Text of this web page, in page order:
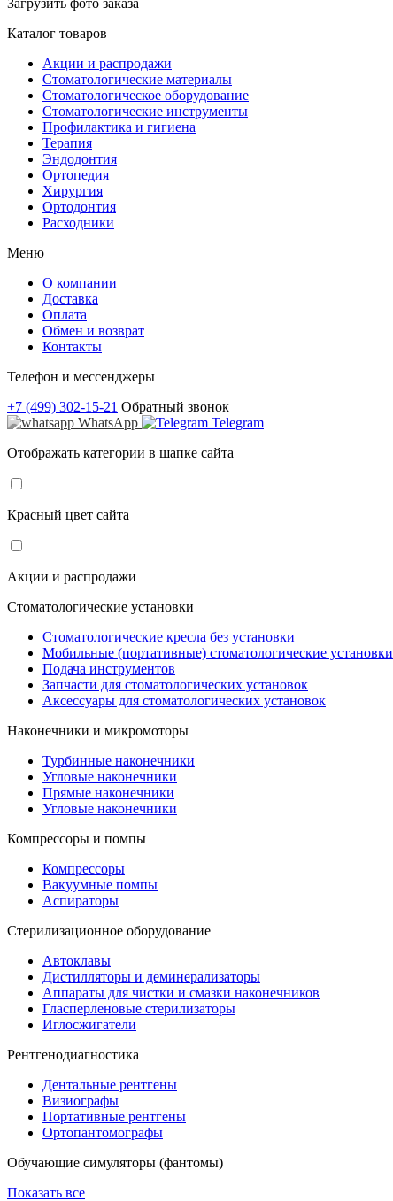
Загрузить фото заказа
Каталог товаров
Акции и распродажи
Стоматологические материалы
Стоматологическое оборудование
Стоматологические инструменты
Профилактика и гигиена
Терапия
Эндодонтия
Ортопедия
Хирургия
Ортодонтия
Расходники
Меню
О компании
Доставка
Оплата
Обмен и возврат
Контакты
Телефон и мессенджеры
+7 (499) 302-15-21 Обратный звонок
WhatsApp
Telegram
Отображать категории в шапке сайта
Красный цвет сайта
Акции и распродажи
Стоматологические установки
Стоматологические кресла без установки
Мобильные (портативные) стоматологические установки
Подача инструментов
Запчасти для стоматологических установок
Аксессуары для стоматологических установок
Наконечники и микромоторы
Турбинные наконечники
Угловые наконечники
Прямые наконечники
Угловые наконечники
Компрессоры и помпы
Компрессоры
Вакуумные помпы
Аспираторы
Стерилизационное оборудование
Автоклавы
Дистилляторы и деминерализаторы
Аппараты для чистки и смазки наконечников
Гласперленовые стерилизаторы
Иглосжигатели
Рентгенодиагностика
Дентальные рентгены
Визиографы
Портативные рентгены
Ортопантомографы
Обучающие симуляторы (фантомы)
Показать все